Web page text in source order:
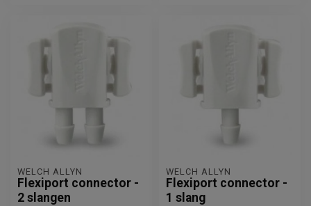
WELCH ALLYN
Flexiport connector -
2 slangen
WELCH ALLYN
Flexiport connector -
1 slang